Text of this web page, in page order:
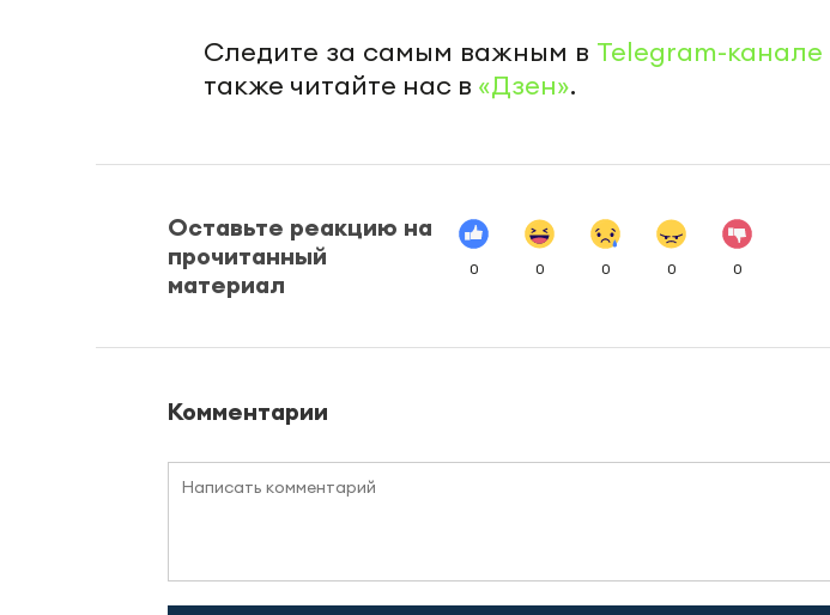
Следите за самым важным в Telegram-канале
также читайте нас в «Дзен».
Оставьте реакцию на
прочитанный
материал
0 0 0 0 0
Комментарии